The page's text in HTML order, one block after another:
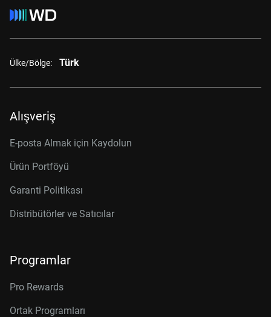
Ülke/Bölge: Türk
Alışveriş
E-posta Almak için Kaydolun
Ürün Portföyü
Garanti Politikası
Distribütörler ve Satıcılar
Programlar
Pro Rewards
Ortak Programları